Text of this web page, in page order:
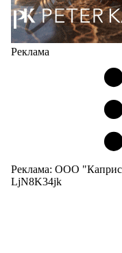
Реклама
Реклама: ООО
LjN8K34jk